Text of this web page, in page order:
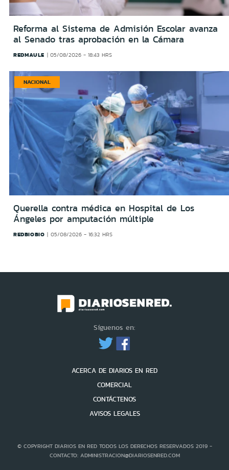
Reforma al Sistema de Admisión Escolar avanza
al Senado tras aprobación en la Cámara
REDMAULE 05/08/2026 - 18:43 HRS
NACIONAL
Querella contra médica en Hospital de Los
Ángeles por amputación múltiple
REDBIOBIO 05/08/2026 - 16:32 HRS
Síguenos en:
ACERCA DE DIARIOS EN RED
COMERCIAL
CONTÁCTENOS
AVISOS LEGALES
© COPYRIGHT DIARIOS EN RED TODOS LOS DERECHOS RESERVADOS 2019 -
CONTACTO: ADMINISTRACION@DIARIOSENRED.COM